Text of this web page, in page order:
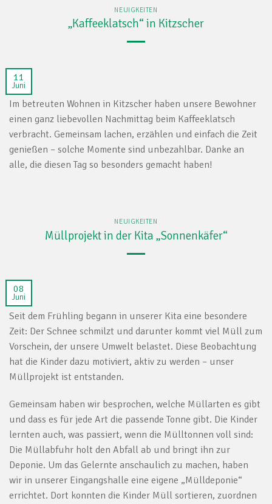
NEUIGKEITEN
„Kaffeeklatsch“ in Kitzscher
11
Juni
Im betreuten Wohnen in Kitzscher haben unsere Bewohner
einen ganz liebevollen Nachmittag beim Kaffeeklatsch
verbracht. Gemeinsam lachen, erzählen und einfach die Zeit
genießen – solche Momente sind unbezahlbar. Danke an
alle, die diesen Tag so besonders gemacht haben!
NEUIGKEITEN
Müllprojekt in der Kita „Sonnenkäfer“
08
Juni
Seit dem Frühling begann in unserer Kita eine besondere
Zeit: Der Schnee schmilzt und darunter kommt viel Müll zum
Vorschein, der unsere Umwelt belastet. Diese Beobachtung
hat die Kinder dazu motiviert, aktiv zu werden – unser
Müllprojekt ist entstanden.
Gemeinsam haben wir besprochen, welche Müllarten es gibt
und dass es für jede Art die passende Tonne gibt. Die Kinder
lernten auch, was passiert, wenn die Mülltonnen voll sind:
Die Müllabfuhr holt den Abfall ab und bringt ihn zur
Deponie. Um das Gelernte anschaulich zu machen, haben
wir in unserer Eingangshalle eine eigene „Mülldeponie“
errichtet. Dort konnten die Kinder Müll sortieren, zuordnen